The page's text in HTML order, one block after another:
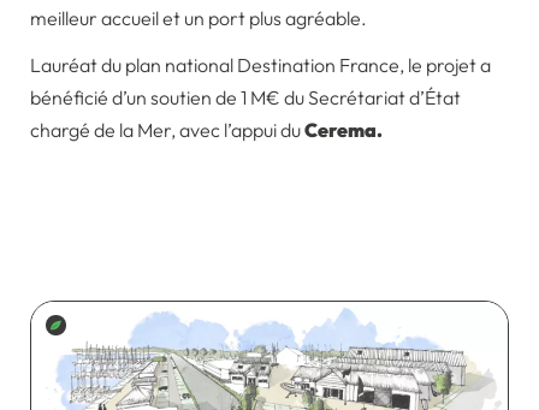
meilleur accueil et un port plus agréable.
Lauréat du plan national Destination France, le projet a
bénéficié d’un soutien de 1 M€ du Secrétariat d’État
chargé de la Mer, avec l’appui duCerema.